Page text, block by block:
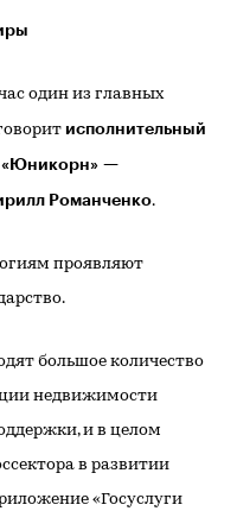
один из главных
исполнительный
«Юникорн» —
Романченко.
проявляют
большое количество
недвижимости
и в целом
в развитии
«Госуслуги